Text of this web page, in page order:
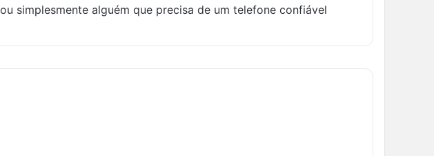
simplesmente alguém que precisa de um telefone confiável